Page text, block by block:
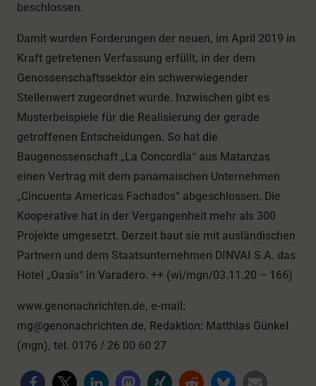
beschlossen.
Damit wurden Forderungen der neuen, im April 2019 in
Kraft getretenen Verfassung erfüllt, in der dem
Genossenschaftssektor ein schwerwiegender
Stellenwert zugeordnet wurde. Inzwischen gibt es
Musterbeispiele für die Realisierung der gerade
getroffenen Entscheidungen. So hat die
Baugenossenschaft „La Concordia“ aus Matanzas
einen Vertrag mit dem panamaischen Unternehmen
„Cincuenta Americas Fachados“ abgeschlossen. Die
Kooperative hat in der Vergangenheit mehr als 300
Projekte umgesetzt. Derzeit baut sie mit ausländischen
Partnern und dem Staatsunternehmen DINVAI S.A. das
Hotel „Oasis“ in Varadero. ++ (wi/mgn/03.11.20 – 166)
www.genonachrichten.de, e-mail:
mg@genonachrichten.de, Redaktion: Matthias Günkel
(mgn), tel. 0176 / 26 00 60 27